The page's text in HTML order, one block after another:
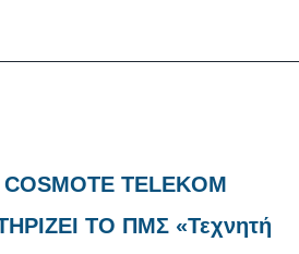
TELEKOM
ΤΟ ΠΜΣ «Τεχνητή